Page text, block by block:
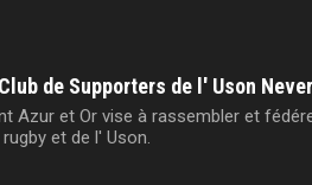
de Supporters de l' Uson
Azur et Or vise à rassembler et
et de l' Uson.